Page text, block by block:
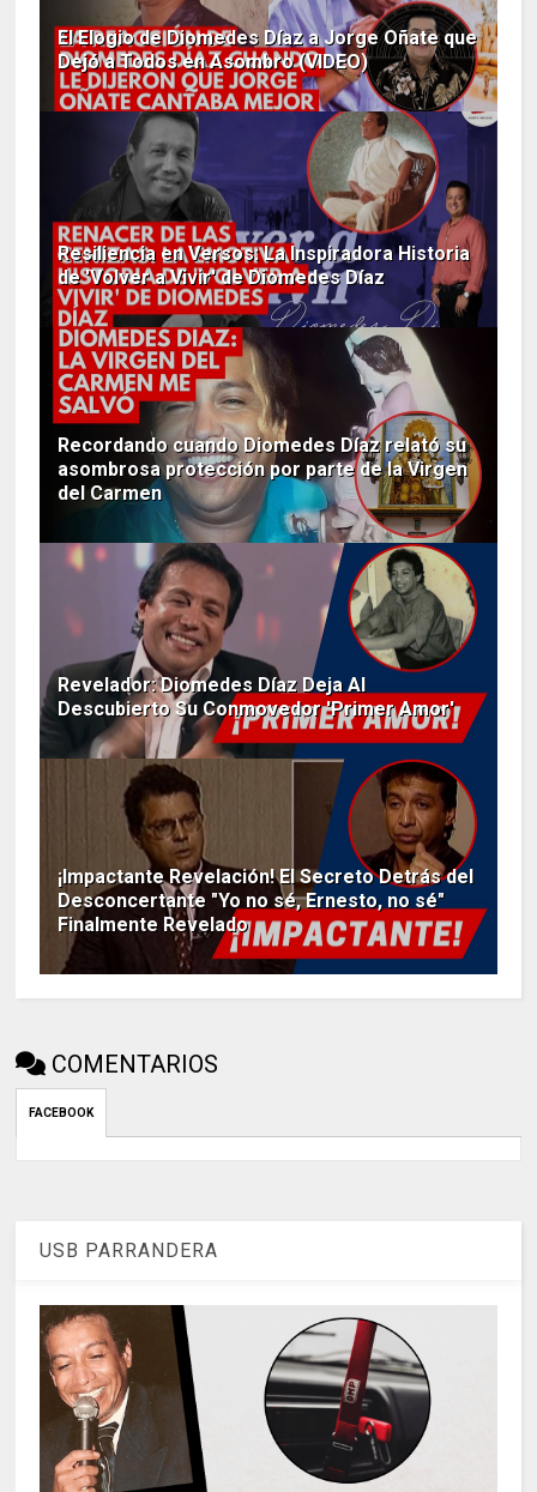
El Elogio de Diomedes Díaz a Jorge Oñate que
Dejó a Todos en Asombro (VIDEO)
Resiliencia en Versos: La Inspiradora Historia
de 'Volver a Vivir' de Diomedes Díaz
Recordando cuando Diomedes Díaz relató su
asombrosa protección por parte de la Virgen
del Carmen
Revelador: Diomedes Díaz Deja Al
Descubierto Su Conmovedor 'Primer Amor'
¡Impactante Revelación! El Secreto Detrás del
Desconcertante "Yo no sé, Ernesto, no sé"
Finalmente Revelado
COMENTARIOS
FACEBOOK
USB PARRANDERA